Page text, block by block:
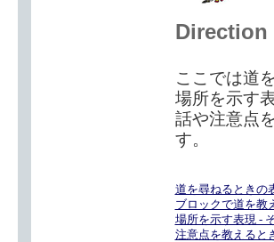
Direction
ここでは道
場所を示す
話や注意点
す。
道を尋ねるときの
ブロックで道を教
場所を示す表現 -
注意点を教えると